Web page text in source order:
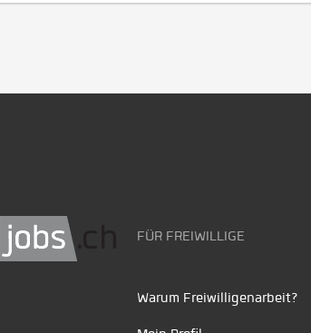
FÜR FREIWILLIGE
Warum Freiwilligenarbeit?